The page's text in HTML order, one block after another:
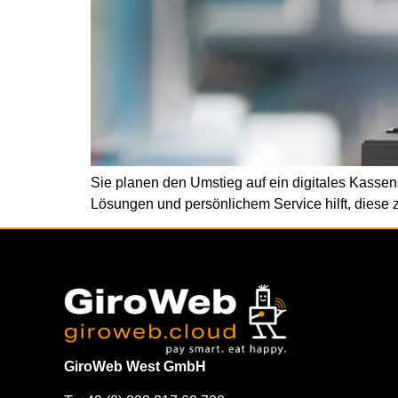
Sie planen den Umstieg auf ein digitales
Lösungen und persönlichem Service hilft, diese
GiroWeb West GmbH